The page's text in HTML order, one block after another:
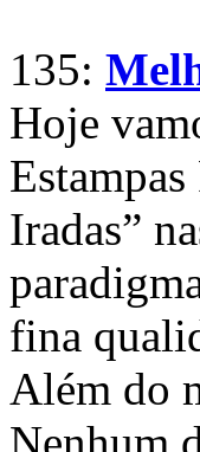
135:
Hoje
Iradas”
fina
Além do
Nenhum